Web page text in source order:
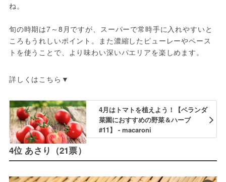
ね。
旬の時期は7～8月ですが、スーパーで常時手に入れやすいと
ころもうれしいポイント。また濃縮したピューレーやペース
トを使うことで、より味わい深いパエリアを楽しめます。
詳しくはこちら▼
4月はトマトを植えよう！【ベランダ
菜園におすすめの野菜＆ハーブ
#11】 - macaroni
4位 あさり（21票）